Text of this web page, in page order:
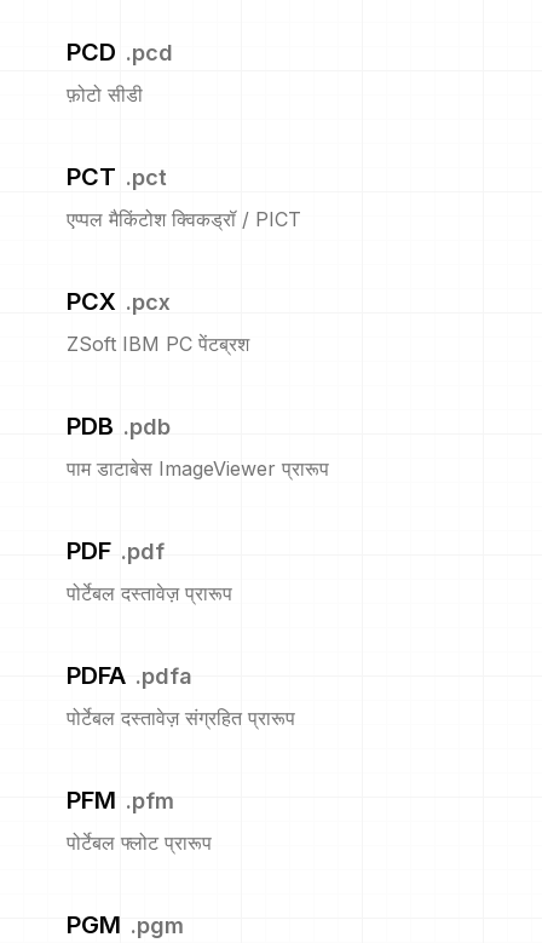
PCD .pcd
फ़ोटो सीडी
PCT .pct
एप्पल मैकिंटोश क्विकड्रॉ / PICT
PCX .pcx
ZSoft IBM PC पेंटब्रश
PDB .pdb
पाम डाटाबेस ImageViewer प्रारूप
PDF .pdf
पोर्टेबल दस्तावेज़ प्रारूप
PDFA .pdfa
पोर्टेबल दस्तावेज़ संग्रहित प्रारूप
PFM .pfm
पोर्टेबल फ्लोट प्रारूप
PGM .pgm